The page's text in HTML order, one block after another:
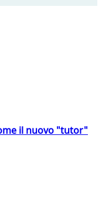
il nuovo "tutor"